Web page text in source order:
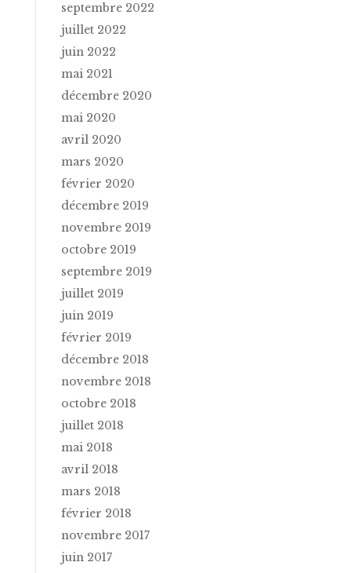
septembre 2022
juillet 2022
juin 2022
mai 2021
décembre 2020
mai 2020
avril 2020
mars 2020
février 2020
décembre 2019
novembre 2019
octobre 2019
septembre 2019
juillet 2019
juin 2019
février 2019
décembre 2018
novembre 2018
octobre 2018
juillet 2018
mai 2018
avril 2018
mars 2018
février 2018
novembre 2017
juin 2017